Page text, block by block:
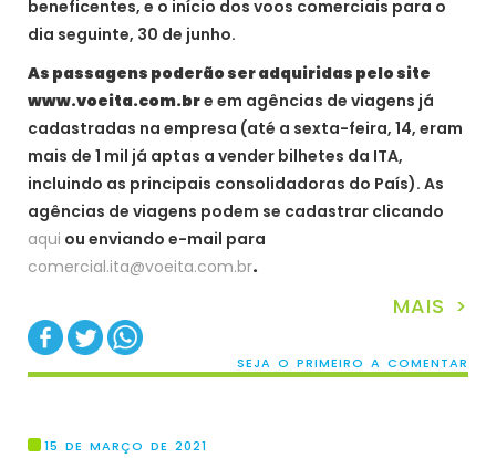
beneficentes, e o início dos voos comerciais para o
dia seguinte, 30 de junho.
As passagens poderão ser adquiridas pelo site
www.voeita.com.bre em agências de viagens já
cadastradas na empresa (até a sexta-feira, 14, eram
mais de 1 mil já aptas a vender bilhetes da ITA,
incluindo as principais consolidadoras do País). As
agências de viagens podem se cadastrar clicando
aqui ou enviando e-mail para
comercial.ita@voeita.com.br.
MAIS >
SEJA O PRIMEIRO A COMENTAR
15 DE MARÇO DE 2021